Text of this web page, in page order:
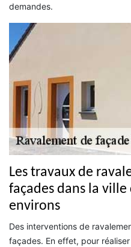
demandes.
Les travaux de
façades dans la ville
environs
Des interventions de
façades. En effet, pour